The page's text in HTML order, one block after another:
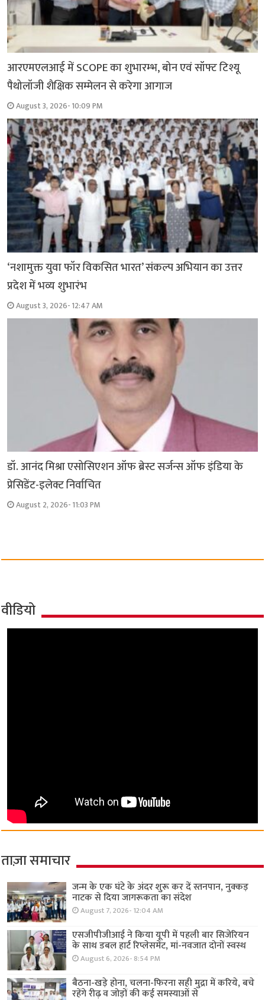
आरएमएलआई में SCOPE का शुभारम्भ, बोन एवं सॉफ्ट टिश्यू
पैथोलॉजी शैक्षिक सम्मेलन से करेगा आगाज
August 3, 2026- 10:09 PM
‘नशामुक्त युवा फॉर विकसित भारत’ संकल्प अभियान का उत्तर
प्रदेश में भव्य शुभारंभ
August 3, 2026- 12:47 AM
डॉ. आनंद मिश्रा एसोसिएशन ऑफ ब्रेस्ट सर्जन्स ऑफ इंडिया के
प्रेसिडेंट-इलेक्ट निर्वाचित
August 2, 2026- 11:03 PM
वीडियो
ताज़ा समाचार
जन्म के एक घंटे के अंदर शुरू कर दें स्तनपान, नुक्कड़
नाटक से दिया जागरूकता का संदेश
August 7, 2026- 12:04 AM
एसजीपीजीआई ने किया यूपी में पहली बार सिजेरियन
के साथ डबल हार्ट रिप्लेसमेंट, मां-नवजात दोनों स्वस्थ
August 6, 2026- 8:54 PM
बैठना-खड़े होना, चलना-फिरना सही मुद्रा में करिये, बचे
रहेंगे रीढ़ व जोड़ों की कई समस्याओं से